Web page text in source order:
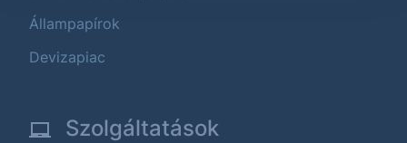
Állampapírok
Devizapiac
Szolgáltatások